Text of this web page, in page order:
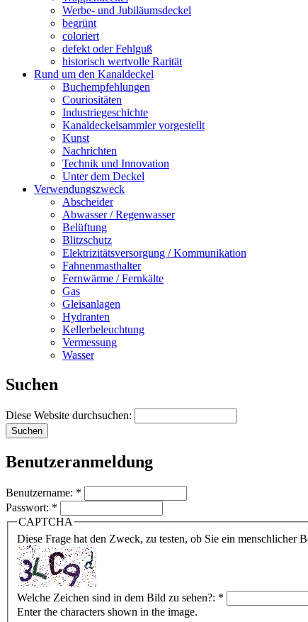
Werbe- und Jubiläumsdeckel
begrünt
coloriert
defekt oder Fehlguß
historisch wertvolle Rarität
Rund um den Kanaldeckel
Buchempfehlungen
Couriositäten
Industriegeschichte
Kanaldeckelsammler vorgestellt
Kunst
Nachrichten
Technik und Innovation
Unter dem Deckel
Verwendungszweck
Abscheider
Abwasser / Regenwasser
Belüftung
Blitzschutz
Elektrizitätsversorgung / Kommunikation
Fahnenmasthalter
Fernwärme / Fernkälte
Gas
Gleisanlagen
Hydranten
Kellerbeleuchtung
Vermessung
Wasser
Suchen
Diese Website durchsuchen:
Benutzeranmeldung
Benutzername: *
Passwort: *
CAPTCHA
Diese Frage hat den Zweck, zu testen, ob Sie ein menschlicher
Welche Zeichen sind in dem Bild zu sehen?: *
Enter the characters shown in the image.